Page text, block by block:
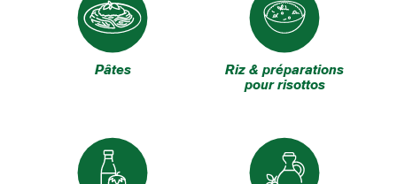
Pâtes
Riz & préparations
pour risottos